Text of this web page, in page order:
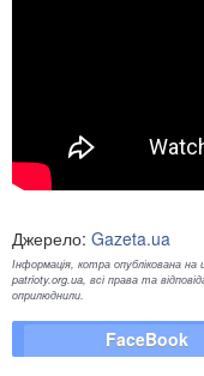
Джерело: Gazeta.ua
Інформація, котра опублікована на
patrioty.org.ua, всі права та
оприлюднили.
FaceBook